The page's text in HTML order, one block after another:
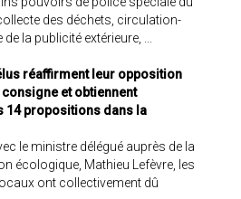
des déchets, circulation-
la publicité extérieure, ...
réaffirment leur opposition
et obtiennent
14 propositions dans la
le ministre délégué auprès de la
écologique, Mathieu Lefèvre, les
ont collectivement dû